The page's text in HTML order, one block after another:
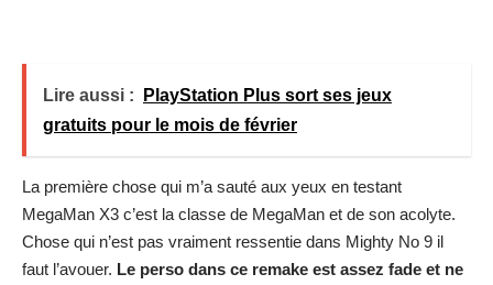
Lire aussi :
PlayStation Plus sort ses jeux
gratuits pour le mois de février
La première chose qui m’a sauté aux yeux en testant
MegaMan X3 c’est la classe de MegaMan et de son acolyte.
Chose qui n’est pas vraiment ressentie dans Mighty No 9 il
faut l’avouer. Le perso dans ce remake est assez fade et ne